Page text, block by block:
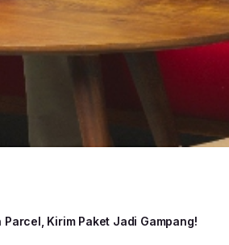
Kirim Paket Jadi Gampang!